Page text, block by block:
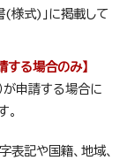
(様式)」に掲載して
する場合のみ】
が申請する場合に
。
表記や国籍、地域、